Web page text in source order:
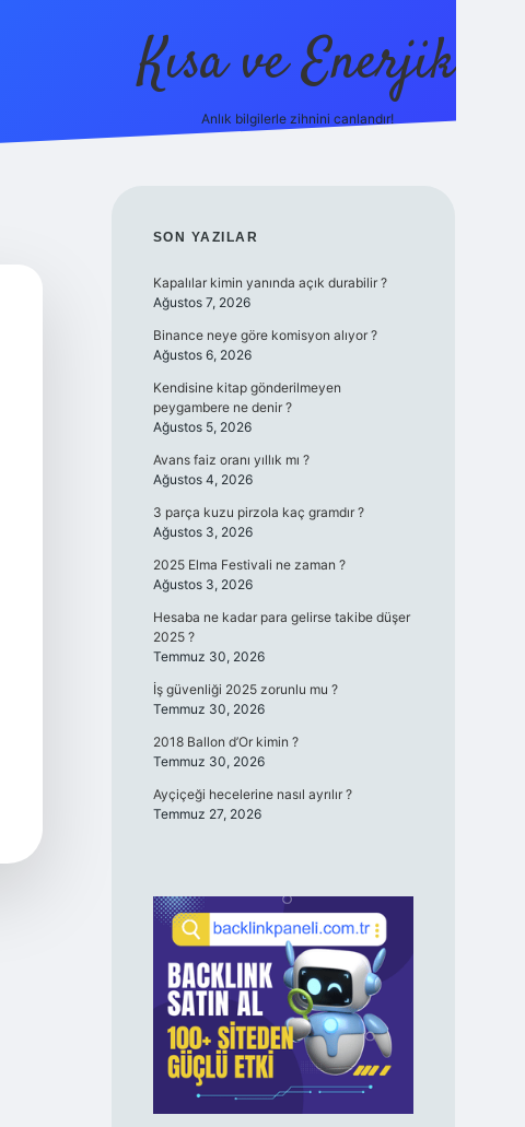
Kısa ve Enerjik
Anlık bilgilerle zihnini canlandır!
SIDEBAR
SON YAZILAR
Kapalılar kimin yanında açık durabilir ?
Ağustos 7, 2026
Binance neye göre komisyon alıyor ?
Ağustos 6, 2026
Kendisine kitap gönderilmeyen
peygambere ne denir ?
Ağustos 5, 2026
Avans faiz oranı yıllık mı ?
Ağustos 4, 2026
3 parça kuzu pirzola kaç gramdır ?
Ağustos 3, 2026
2025 Elma Festivali ne zaman ?
Ağustos 3, 2026
Hesaba ne kadar para gelirse takibe düşer
2025 ?
Temmuz 30, 2026
İş güvenliği 2025 zorunlu mu ?
Temmuz 30, 2026
2018 Ballon d’Or kimin ?
Temmuz 30, 2026
Ayçiçeği hecelerine nasıl ayrılır ?
Temmuz 27, 2026